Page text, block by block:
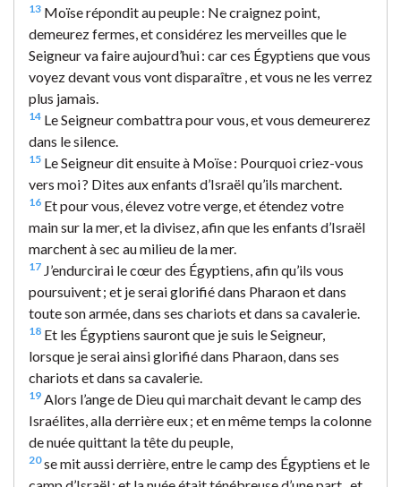
13 Moïse répondit au peuple : Ne craignez point,
demeurez fermes, et considérez les merveilles que le
Seigneur va faire aujourd’hui : car ces Égyptiens que vous
voyez devant vous vont disparaître , et vous ne les verrez
plus jamais.
14 Le Seigneur combattra pour vous, et vous demeurerez
dans le silence.
15 Le Seigneur dit ensuite à Moïse : Pourquoi criez-vous
vers moi ? Dites aux enfants d’Israël qu’ils marchent.
16 Et pour vous, élevez votre verge, et étendez votre
main sur la mer, et la divisez, afin que les enfants d’Israël
marchent à sec au milieu de la mer.
17 J’endurcirai le cœur des Égyptiens, afin qu’ils vous
poursuivent ; et je serai glorifié dans Pharaon et dans
toute son armée, dans ses chariots et dans sa cavalerie.
18 Et les Égyptiens sauront que je suis le Seigneur,
lorsque je serai ainsi glorifié dans Pharaon, dans ses
chariots et dans sa cavalerie.
19 Alors l’ange de Dieu qui marchait devant le camp des
Israélites, alla derrière eux ; et en même temps la colonne
de nuée quittant la tête du peuple,
20se mit aussi derrière, entre le camp des Égyptiens et le